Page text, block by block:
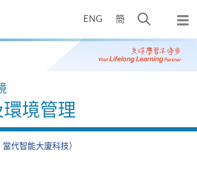
ENG 簡
開
搜
尋
彈
出
主
境管理
代智能大廈科技）